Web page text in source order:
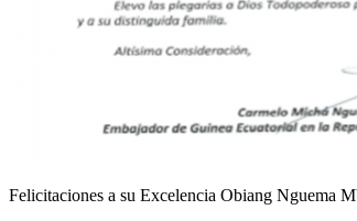
Felicitaciones a su Excelencia Obiang Nguema